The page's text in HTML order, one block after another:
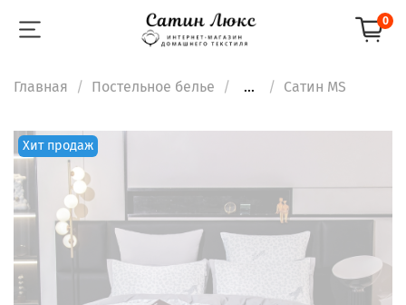
0
Главная Постельное белье ... Сатин MS
Хит продаж